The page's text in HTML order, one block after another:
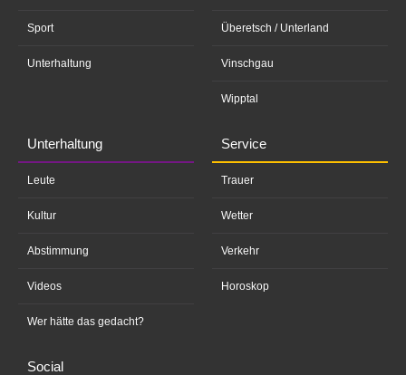
Sport
Unterhaltung
Überetsch / Unterland
Vinschgau
Wipptal
Unterhaltung
Leute
Kultur
Abstimmung
Videos
Wer hätte das gedacht?
Service
Trauer
Wetter
Verkehr
Horoskop
Social